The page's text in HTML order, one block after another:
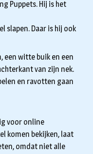
Puppets. Hij is het
slapen. Daar is hij ook
een witte buik en een
van zijn nek.
en ravotten gaan
voor online
komen bekijken, laat
omdat niet alle